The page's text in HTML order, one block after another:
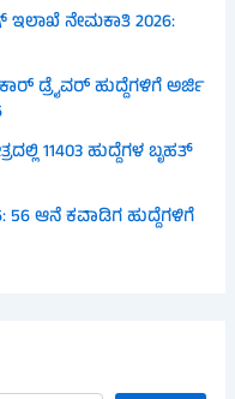
ನೇಮಕಾತಿ 2026:
ಡ್ರೈವರ್ ಹುದ್ದೆಗಳಿಗೆ ಅರ್ಜಿ
11403 ಹುದ್ದೆಗಳ ಬೃಹತ್
56 ಆನೆ ಕವಾಡಿಗ ಹುದ್ದೆಗಳಿಗೆ